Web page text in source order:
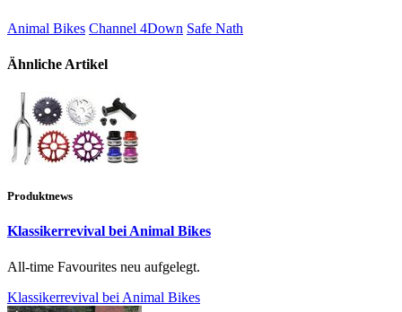
Animal Bikes Channel 4Down Safe Nath
Ähnliche Artikel
Produktnews
Klassikerrevival bei Animal Bikes
All-time Favourites neu aufgelegt.
Klassikerrevival bei Animal Bikes